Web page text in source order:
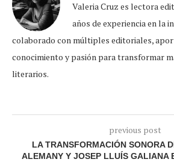
Valeria Cruz es lectora
años de experiencia en la
colaborado con múltiples editoriales,
conocimiento y pasión para transformar
literarios.
previous post
LA TRANSFORMACIÓN SONORA
ALEMANY Y JOSEP LLUÍS GALIANA